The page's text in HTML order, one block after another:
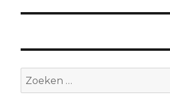
Zoeken
naar: